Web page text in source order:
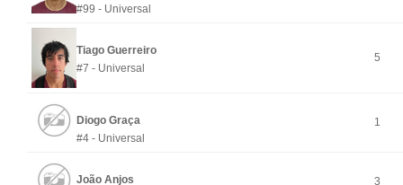
#99 - Universal
Tiago Guerreiro
#7 - Universal
5
Diogo Graça
#4 - Universal
1
João Anjos
3